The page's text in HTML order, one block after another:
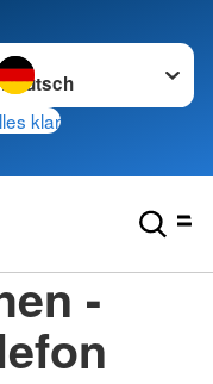
wechseln zu
klar
-